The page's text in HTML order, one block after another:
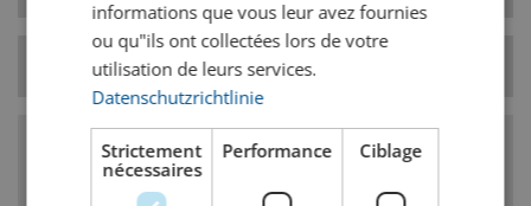
Température 7° C
Caractéristiques
informations que vous leur avez fournies
ou qu"ils ont collectées lors de votre
utilisation de leurs services.
Datenschutzrichtlinie
Strictement
nécessaires
Performance Ciblage